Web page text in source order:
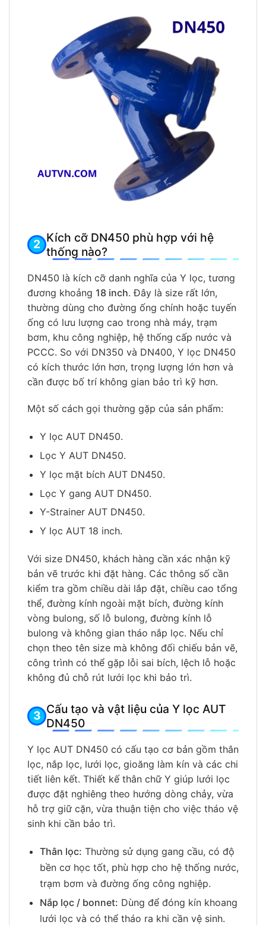
Kích cỡ DN450 phù hợp với hệ
thống nào?
DN450 là kích cỡ danh nghĩa của Y lọc, tương
đương khoảng 18 inch. Đây là size rất lớn,
thường dùng cho đường ống chính hoặc tuyến
ống có lưu lượng cao trong nhà máy, trạm
bơm, khu công nghiệp, hệ thống cấp nước và
PCCC. So với DN350 và DN400, Y lọc DN450
có kích thước lớn hơn, trọng lượng lớn hơn và
cần được bố trí không gian bảo trì kỹ hơn.
Một số cách gọi thường gặp của sản phẩm:
Y lọc AUT DN450.
Lọc Y AUT DN450.
Y lọc mặt bích AUT DN450.
Lọc Y gang AUT DN450.
Y-Strainer AUT DN450.
Y lọc AUT 18 inch.
Với size DN450, khách hàng cần xác nhận kỹ
bản vẽ trước khi đặt hàng. Các thông số cần
kiểm tra gồm chiều dài lắp đặt, chiều cao tổng
thể, đường kính ngoài mặt bích, đường kính
vòng bulong, số lỗ bulong, đường kính lỗ
bulong và không gian tháo nắp lọc. Nếu chỉ
chọn theo tên size mà không đối chiếu bản vẽ,
công trình có thể gặp lỗi sai bích, lệch lỗ hoặc
không đủ chỗ rút lưới lọc khi bảo trì.
Cấu tạo và vật liệu của Y lọc AUT
DN450
Y lọc AUT DN450 có cấu tạo cơ bản gồm thân
lọc, nắp lọc, lưới lọc, gioăng làm kín và các chi
tiết liên kết. Thiết kế thân chữ Y giúp lưới lọc
được đặt nghiêng theo hướng dòng chảy, vừa
hỗ trợ giữ cặn, vừa thuận tiện cho việc tháo vệ
sinh khi cần bảo trì.
Thân lọc: Thường sử dụng gang cầu, có độ
bền cơ học tốt, phù hợp cho hệ thống nước,
trạm bơm và đường ống công nghiệp.
Nắp lọc / bonnet: Dùng để đóng kín khoang
lưới lọc và có thể tháo ra khi cần vệ sinh.